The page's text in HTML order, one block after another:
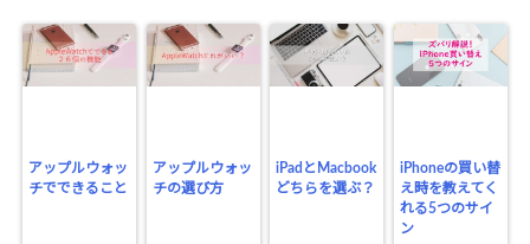
アップルウォッ
チでできること
アップルウォッ
チの選び方
iPadとMacbook
どちらを選ぶ？
iPhoneの買い替
え時を教えてく
れる5つのサイ
ン